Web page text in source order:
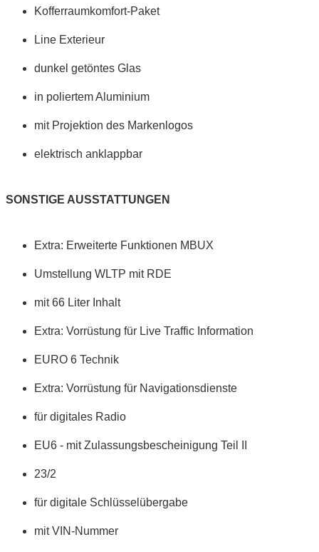
Kofferraumkomfort-Paket
Line Exterieur
dunkel getöntes Glas
in poliertem Aluminium
mit Projektion des Markenlogos
elektrisch anklappbar
SONSTIGE AUSSTATTUNGEN
Extra: Erweiterte Funktionen MBUX
Umstellung WLTP mit RDE
mit 66 Liter Inhalt
Extra: Vorrüstung für Live Traffic Information
EURO 6 Technik
Extra: Vorrüstung für Navigationsdienste
für digitales Radio
EU6 - mit Zulassungsbescheinigung Teil II
23/2
für digitale Schlüsselübergabe
mit VIN-Nummer